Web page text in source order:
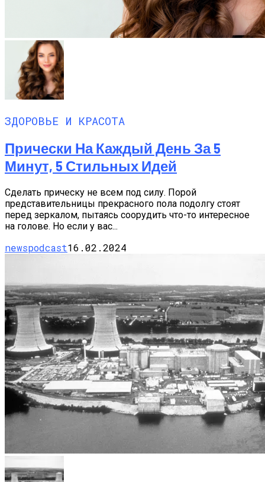
ЗДОРОВЬЕ И КРАСОТА
Прически На Каждый День За 5
Минут, 5 Стильных Идей
Сделать прическу не всем под силу. Порой
представительницы прекрасного пола подолгу стоят
перед зеркалом, пытаясь соорудить что-то интересное
на голове. Но если у вас...
newspodcast16.02.2024